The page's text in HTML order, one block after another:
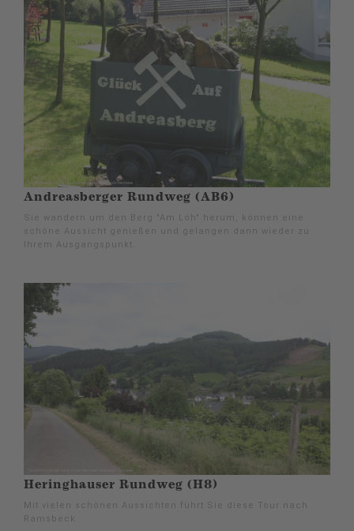
Andreasberger Rundweg (AB6)
Sie wandern um den Berg "Am Löh" herum, können eine
schöne Aussicht genießen und gelangen dann wieder zu
Ihrem Ausgangspunkt.
Heringhauser Rundweg (H8)
Mit vielen schönen Aussichten führt Sie diese Tour nach
Ramsbeck .